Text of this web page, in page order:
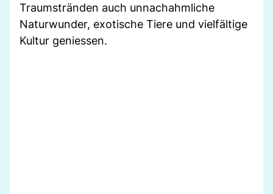
Traumstränden auch unnachahmliche
Naturwunder, exotische Tiere und vielfältige
Kultur geniessen.